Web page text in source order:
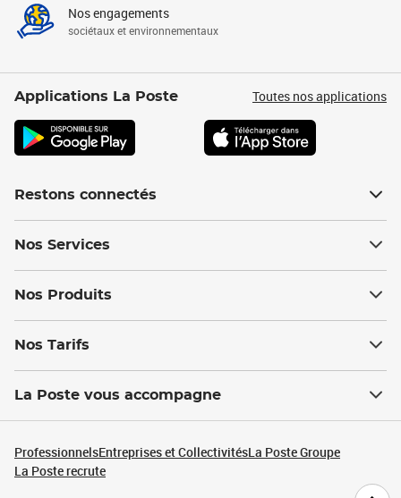
Nos engagements
sociétaux et environnementaux
Applications La Poste Toutes nos applications
Restons connectés
Nos Services
Nos Produits
Nos Tarifs
La Poste vous accompagne
ProfessionnelsEntreprises et CollectivitésLa Poste Groupe
La Poste recrute